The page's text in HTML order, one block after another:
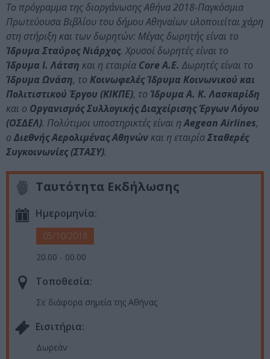
Το πρόγραμμα της διοργάνωσης Αθήνα 2018-Παγκόσμια
Πρωτεύουσα Βιβλίου του δήμου Αθηναίων υλοποιείται χάρη
στη στήριξη και των δωρητών: Μέγας δωρητής είναι το
Ίδρυμα Σταύρος Νιάρχος. Χρυσοί δωρητές είναι το
Ίδρυμα Ι. Λάτση και η εταιρία Core Α.Ε. Δωρητές είναι το
Ίδρυμα Ωνάση, το Κοινωφελές Ίδρυμα Κοινωνικού και
Πολιτιστικού Έργου (ΚΙΚΠΕ), το Ίδρυμα Α. Κ. Λασκαρίδη
και ο Οργανισμός Συλλογικής Διαχείρισης Έργων Λόγου
(ΟΣΔΕΛ). Πολύτιμοι υποστηρικτές είναι ηAegean Airlines,
ο Διεθνής Αερολιμένας Αθηνώνκαι η εταιρίαΣταθερές
Συγκοινωνίες (ΣΤΑΣΥ).
Ταυτότητα Εκδήλωσης
Ημερομηνία:
05/10/2018
20.00 - 00.00
Τοποθεσία:
Σε διάφορα σημεία της Αθήνας
Eισιτήρια:
Δωρεάν